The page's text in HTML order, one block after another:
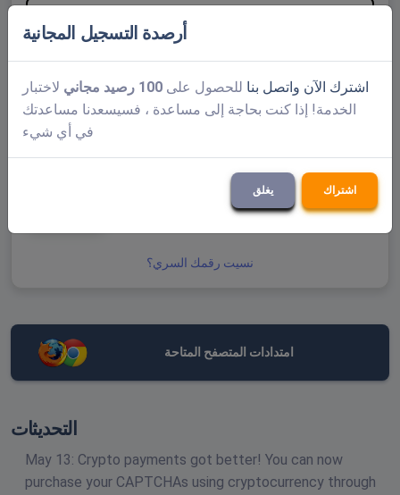
كلمة المرور
نسيت رقمك السري؟
امتدادات المتصفح المتاحة
التحديثات
May 13: Crypto payments got better! You can now
purchase your CAPTCHAs using cryptocurrency through
أرصدة التسجيل المجانية
اشترك الآن واتصل بنا للحصول على 100 رصيد مجاني
لاختبار
الخدمة! إذا كنت بحاجة إلى مساعدة ، فسيسعدنا مساعدتك
في أي شيء
يغلق اشتراك